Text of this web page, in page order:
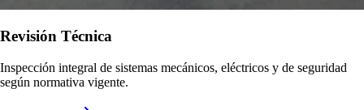
Revisión Técnica
Inspección integral de sistemas mecánicos, eléctricos y de seguridad
según normativa vigente.